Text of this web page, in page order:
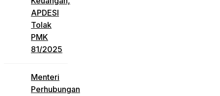
APDESI
Tolak
PMK
81/2025
Menteri
Perhubungan